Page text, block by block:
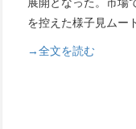
展開となった。市場
を控えた様子見ムー
→全文を読む